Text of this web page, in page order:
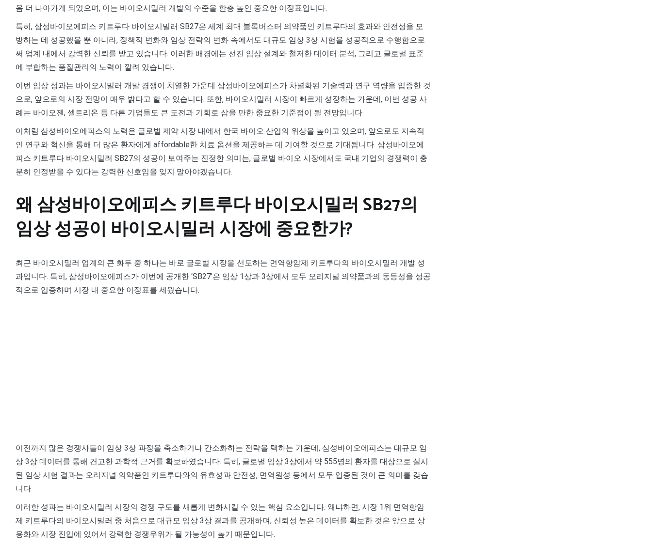
음 더 나아가게 되었으며, 이는 바이오시밀러 개발의 수준을 한층 높인 중요한 이정표입니다.
특히, 삼성바이오에피스 키트루다 바이오시밀러 SB27은 세계 최대 블록버스터 의약품인 키트루다의 효과와 안전성을 모
방하는 데 성공했을 뿐 아니라, 정책적 변화와 임상 전략의 변화 속에서도 대규모 임상 3상 시험을 성공적으로 수행함으로
써 업계 내에서 강력한 신뢰를 받고 있습니다. 이러한 배경에는 선진 임상 설계와 철저한 데이터 분석, 그리고 글로벌 표준
에 부합하는 품질관리의 노력이 깔려 있습니다.
이번 임상 성과는 바이오시밀러 개발 경쟁이 치열한 가운데 삼성바이오에피스가 차별화된 기술력과 연구 역량을 입증한 것
으로, 앞으로의 시장 전망이 매우 밝다고 할 수 있습니다. 또한, 바이오시밀러 시장이 빠르게 성장하는 가운데, 이번 성공 사
례는 바이오젠, 셀트리온 등 다른 기업들도 큰 도전과 기회로 삼을 만한 중요한 기준점이 될 전망입니다.
이처럼 삼성바이오에피스의 노력은 글로벌 제약 시장 내에서 한국 바이오 산업의 위상을 높이고 있으며, 앞으로도 지속적
인 연구와 혁신을 통해 더 많은 환자에게 affordable한 치료 옵션을 제공하는 데 기여할 것으로 기대됩니다. 삼성바이오에
피스 키트루다 바이오시밀러 SB27의 성공이 보여주는 진정한 의미는, 글로벌 바이오 시장에서도 국내 기업의 경쟁력이 충
분히 인정받을 수 있다는 강력한 신호임을 잊지 말아야겠습니다.
왜 삼성바이오에피스 키트루다 바이오시밀러 SB27의
임상 성공이 바이오시밀러 시장에 중요한가?
최근 바이오시밀러 업계의 큰 화두 중 하나는 바로 글로벌 시장을 선도하는 면역항암제 키트루다의 바이오시밀러 개발 성
과입니다. 특히, 삼성바이오에피스가 이번에 공개한 ‘SB27’은 임상 1상과 3상에서 모두 오리지널 의약품과의 동등성을 성공
적으로 입증하며 시장 내 중요한 이정표를 세웠습니다.
이전까지 많은 경쟁사들이 임상 3상 과정을 축소하거나 간소화하는 전략을 택하는 가운데, 삼성바이오에피스는 대규모 임
상 3상 데이터를 통해 견고한 과학적 근거를 확보하였습니다. 특히, 글로벌 임상 3상에서 약 555명의 환자를 대상으로 실시
된 임상 시험 결과는 오리지널 의약품인 키트루다와의 유효성과 안전성, 면역원성 등에서 모두 입증된 것이 큰 의미를 갖습
니다.
이러한 성과는 바이오시밀러 시장의 경쟁 구도를 새롭게 변화시킬 수 있는 핵심 요소입니다. 왜냐하면, 시장 1위 면역항암
제 키트루다의 바이오시밀러 중 처음으로 대규모 임상 3상 결과를 공개하며, 신뢰성 높은 데이터를 확보한 것은 앞으로 상
용화와 시장 진입에 있어서 강력한 경쟁우위가 될 가능성이 높기 때문입니다.